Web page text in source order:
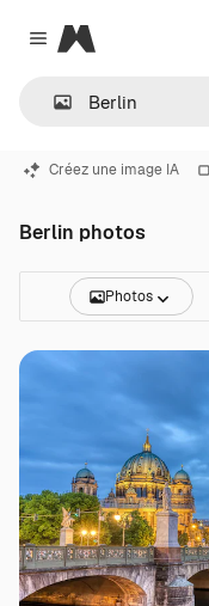
Close menu
Magnific
Créez une image IA
Berlin photos
Photos